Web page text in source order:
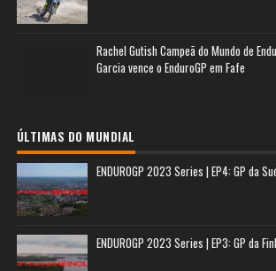
Rachel Gutish Campeã do Mundo de
Garcia vence o EnduroGP em Fafe
ÚLTIMAS DO MUNDIAL
ENDUROGP 2023 Series | EP4: GP da
ENDUROGP 2023 Series | EP3: GP da